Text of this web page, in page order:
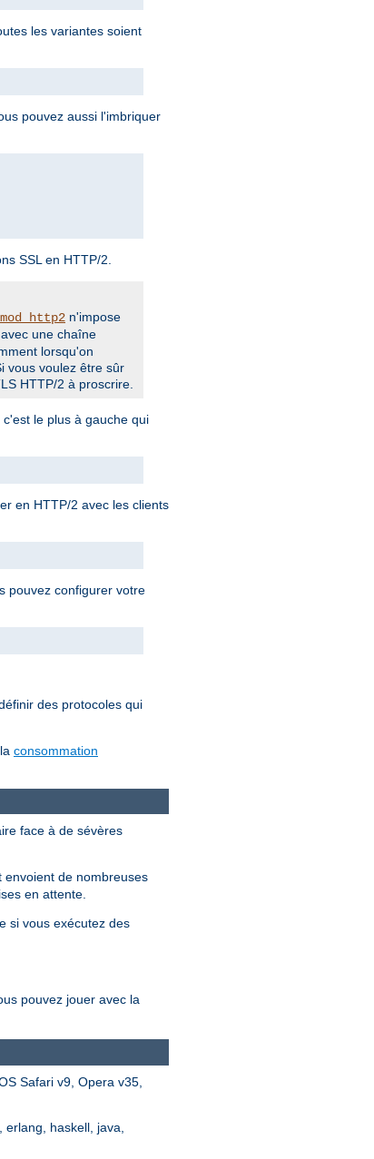
les variantes soient
pouvez aussi l'imbriquer
SSL en HTTP/2.
mod_http2 n'impose
une chaîne
lorsqu'on
vous voulez être sûr
HTTP/2 à proscrire.
le plus à gauche qui
en HTTP/2 avec les clients
pouvez configurer votre
des protocoles qui
consommation
face à de sévères
envoient de nombreuses
en attente.
si vous exécutez des
pouvez jouer avec la
Safari v9, Opera v35,
haskell, java,